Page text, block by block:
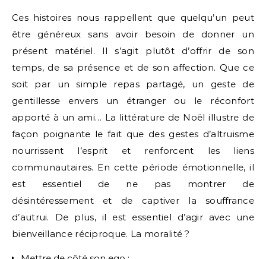
Ces histoires nous rappellent que quelqu’un peut
être généreux sans avoir besoin de donner un
présent matériel. Il s’agit plutôt d’offrir de son
temps, de sa présence et de son affection. Que ce
soit par un simple repas partagé, un geste de
gentillesse envers un étranger ou le réconfort
apporté à un ami… La littérature de Noël illustre de
façon poignante le fait que des gestes d’altruisme
nourrissent l’esprit et renforcent les liens
communautaires. En cette période émotionnelle, il
est essentiel de ne pas montrer de
désintéressement et de captiver la souffrance
d’autrui. De plus, il est essentiel d’agir avec une
bienveillance réciproque. La moralité ?